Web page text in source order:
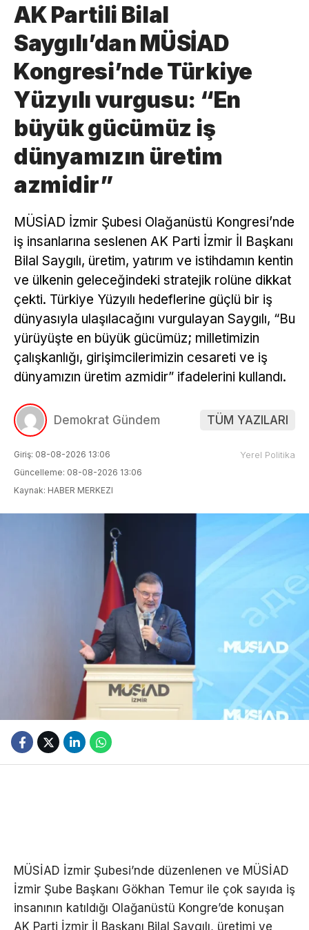
AK Partili Bilal
Saygılı’dan MÜSİAD
Kongresi’nde Türkiye
Yüzyılı vurgusu: “En
büyük gücümüz iş
dünyamızın üretim
azmidir”
MÜSİAD İzmir Şubesi Olağanüstü Kongresi’nde
iş insanlarına seslenen AK Parti İzmir İl Başkanı
Bilal Saygılı, üretim, yatırım ve istihdamın kentin
ve ülkenin geleceğindeki stratejik rolüne dikkat
çekti. Türkiye Yüzyılı hedeflerine güçlü bir iş
dünyasıyla ulaşılacağını vurgulayan Saygılı, “Bu
yürüyüşte en büyük gücümüz; milletimizin
çalışkanlığı, girişimcilerimizin cesareti ve iş
dünyamızın üretim azmidir” ifadelerini kullandı.
Demokrat Gündem TÜM YAZILARI
Giriş: 08-08-2026 13:06
Güncelleme: 08-08-2026 13:06
Kaynak: HABER MERKEZI
Yerel Politika
MÜSİAD İzmir Şubesi’nde düzenlenen ve MÜSİAD
İzmir Şube Başkanı Gökhan Temur ile çok sayıda iş
insanının katıldığı Olağanüstü Kongre’de konuşan
AK Parti İzmir İl Başkanı Bilal Saygılı, üretimi ve